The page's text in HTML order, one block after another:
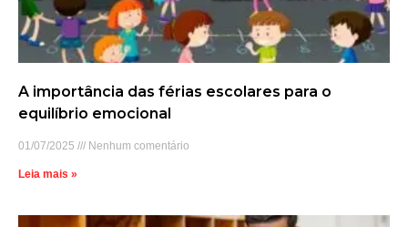
A importância das férias escolares para o
equilíbrio emocional
01/07/2025 Nenhum comentário
Leia mais »